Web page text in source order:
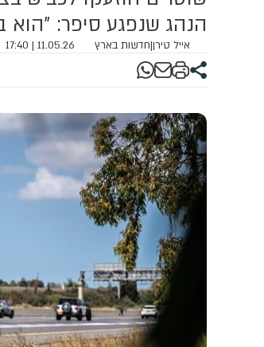
הנהג שנפגע סיפר: "הוא
אייל טירן|חדשות בארץ 11.05.26 | 17:40